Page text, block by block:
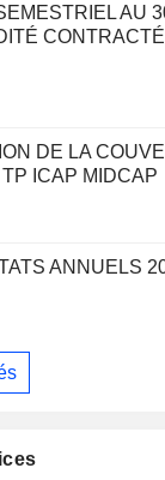
AU
DE LA
ICAP MIDCAP
ANNUELS